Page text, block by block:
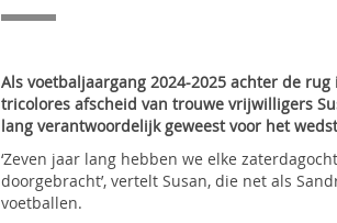
Als voetbaljaargang 2024-2025 achter de
tricolores afscheid van trouwe vrijwilligers
lang verantwoordelijk geweest voor het
‘Zeven jaar lang hebben we elke
doorgebracht’, vertelt Susan, die net als
voetballen.